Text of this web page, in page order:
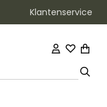
Klantenservice